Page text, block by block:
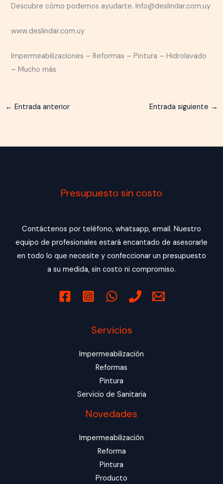
Descubre cómo podemos ayudarte. Info@deslindar.com.uy
www.deslindar.com.uy
Impermeabilizaciones – Reformas – Pintura – Hidrolavado
– Mucho más
← Entrada anterior Entrada siguiente →
Presupuesto sin costo
Contáctenos por teléfono, whatsapp, email. Nuestro
equipo de profesionales estará encantado de asesorarle
en todo lo que necesite y confeccionar un presupuesto
a su medida, sin costo ni compromiso.
Servicios
Impermeabilización
Reformas
Pintura
Servicio de Sanitaria
Novedades
Impermeabilización
Reforma
Pintura
Producto